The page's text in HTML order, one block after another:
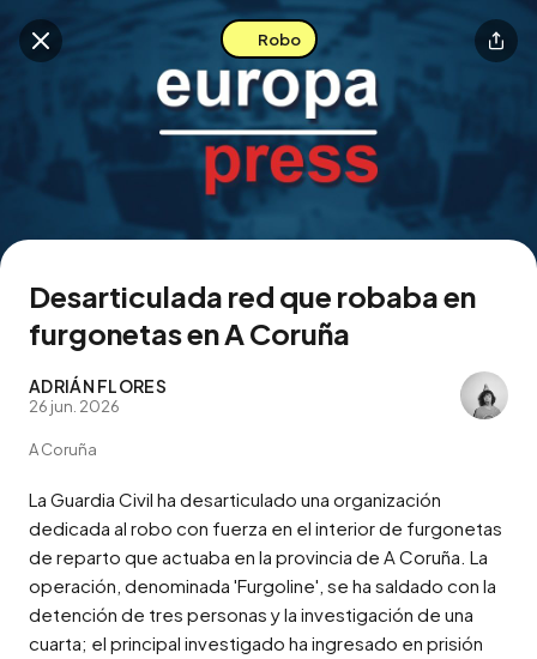
Descarga la app
Buscar en esta zona
Robo
Desarticulada red que robaba en
furgonetas en A Coruña
ADRIÁN FLORES
26 jun. 2026
A Coruña
La Guardia Civil ha desarticulado una organización
dedicada al robo con fuerza en el interior de furgonetas
de reparto que actuaba en la provincia de A Coruña. La
operación, denominada 'Furgoline', se ha saldado con la
detención de tres personas y la investigación de una
cuarta; el principal investigado ha ingresado en prisión